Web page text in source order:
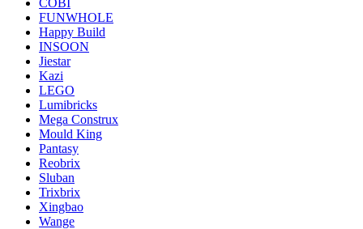
COBI
FUNWHOLE
Happy Build
INSOON
Jiestar
Kazi
LEGO
Lumibricks
Mega Construx
Mould King
Pantasy
Reobrix
Sluban
Trixbrix
Xingbao
Wange